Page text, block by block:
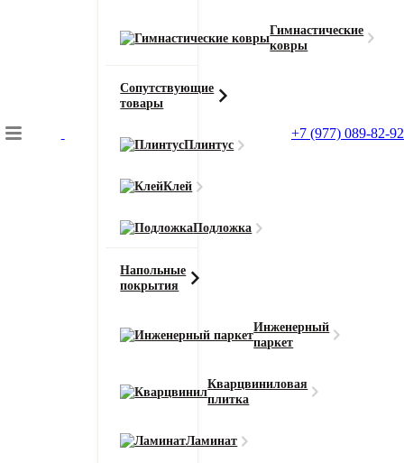
Гимнастические
ковры
Сопутствующие
товары
Плинтус
Клей
Подложка
Напольные
покрытия
Инженерный
паркет
Кварцвиниловая
плитка
Ламинат
+7 (977) 089-82-92
Главная
Инженерная доска Wood Bee Chevron
Напольные покрытия
Смотреть все характеристики